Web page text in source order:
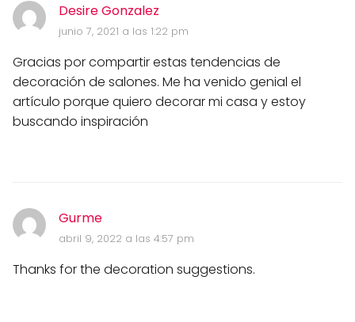
Desire Gonzalez
junio 7, 2021 a las 1:22 pm
Gracias por compartir estas tendencias de
decoración de salones. Me ha venido genial el
artículo porque quiero decorar mi casa y estoy
buscando inspiración
Gurme
abril 9, 2022 a las 4:57 pm
Thanks for the decoration suggestions.